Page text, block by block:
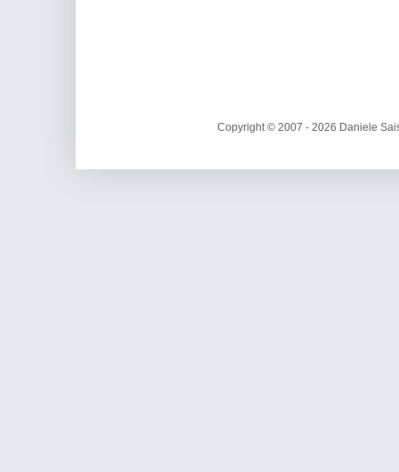
Copyright © 2007 - 2026 Daniele